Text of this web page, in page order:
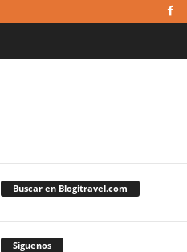
Buscar en Blogitravel.com
Síguenos